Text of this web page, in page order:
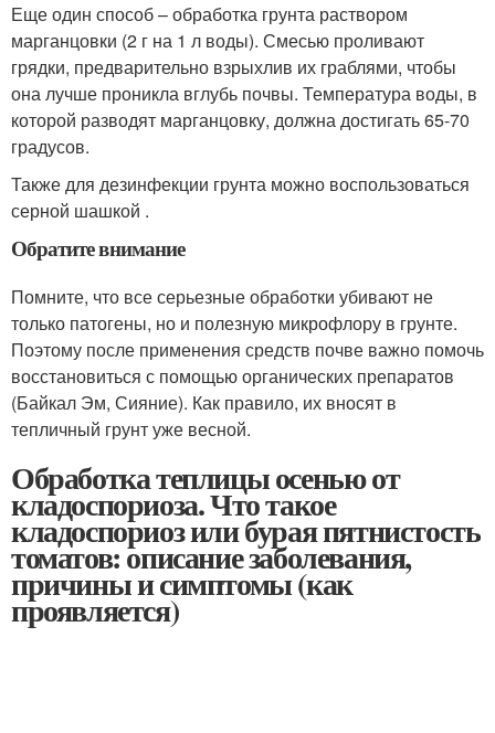
Еще один способ – обработка грунта раствором
марганцовки (2 г на 1 л воды). Смесью проливают
грядки, предварительно взрыхлив их граблями, чтобы
она лучше проникла вглубь почвы. Температура воды, в
которой разводят марганцовку, должна достигать 65-70
градусов.
Также для дезинфекции грунта можно воспользоваться
серной шашкой .
Обратите внимание
Помните, что все серьезные обработки убивают не
только патогены, но и полезную микрофлору в грунте.
Поэтому после применения средств почве важно помочь
восстановиться с помощью органических препаратов
(Байкал Эм, Сияние). Как правило, их вносят в
тепличный грунт уже весной.
Обработка теплицы осенью от
кладоспориоза. Что такое
кладоспориоз или бурая пятнистость
томатов: описание заболевания,
причины и симптомы (как
проявляется)